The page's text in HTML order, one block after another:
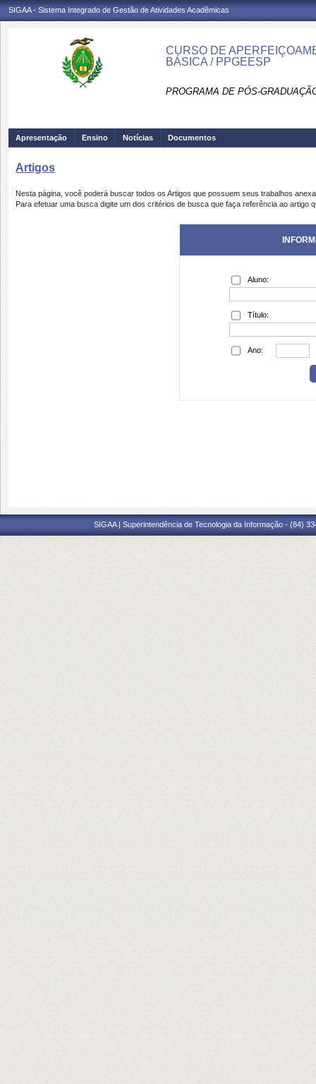
SIGAA - Sistema Integrado de Gestão de Atividades Acadêmicas
CURSO DE
BÁSICA / PPGEESP
PROGRAMA DE PÓS-
Apresentação Ensino Notícias Documentos
Artigos
Nesta página, você poderá buscar todos os Artigos que possuem seus trabalhos
Para efetuar uma busca digite um dos critérios de busca que faça referência ao artigo
Aluno:
Título:
Ano:
SIGAA | Superintendência de Tecnologia da Informação - (84)